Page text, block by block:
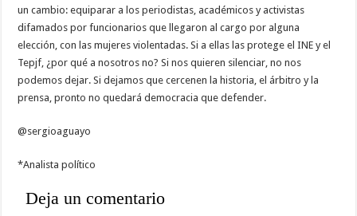
un cambio: equiparar a los periodistas, académicos y activistas
difamados por funcionarios que llegaron al cargo por alguna
elección, con las mujeres violentadas. Si a ellas las protege el INE y el
Tepjf, ¿por qué a nosotros no? Si nos quieren silenciar, no nos
podemos dejar. Si dejamos que cercenen la historia, el árbitro y la
prensa, pronto no quedará democracia que defender.
@sergioaguayo
*Analista político
Deja un comentario